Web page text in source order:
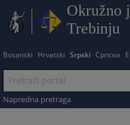
Okružno
Trebinju
Bosanski Hrvatski Srpski Српски
Napredna pretraga